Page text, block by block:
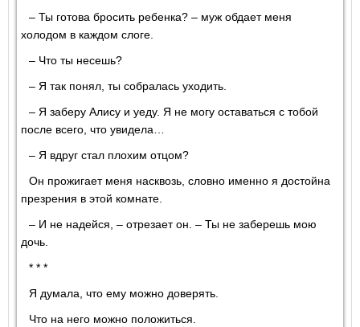
– Ты готова бросить ребенка? – муж обдает меня
холодом в каждом слоге.
– Что ты несешь?
– Я так понял, ты собралась уходить.
– Я заберу Алису и уеду. Я не могу оставаться с тобой
после всего, что увидела…
– Я вдруг стал плохим отцом?
Он прожигает меня насквозь, словно именно я достойна
презрения в этой комнате.
– И не надейся, – отрезает он. – Ты не заберешь мою
дочь.
* * *
Я думала, что ему можно доверять.
Что на него можно положиться.